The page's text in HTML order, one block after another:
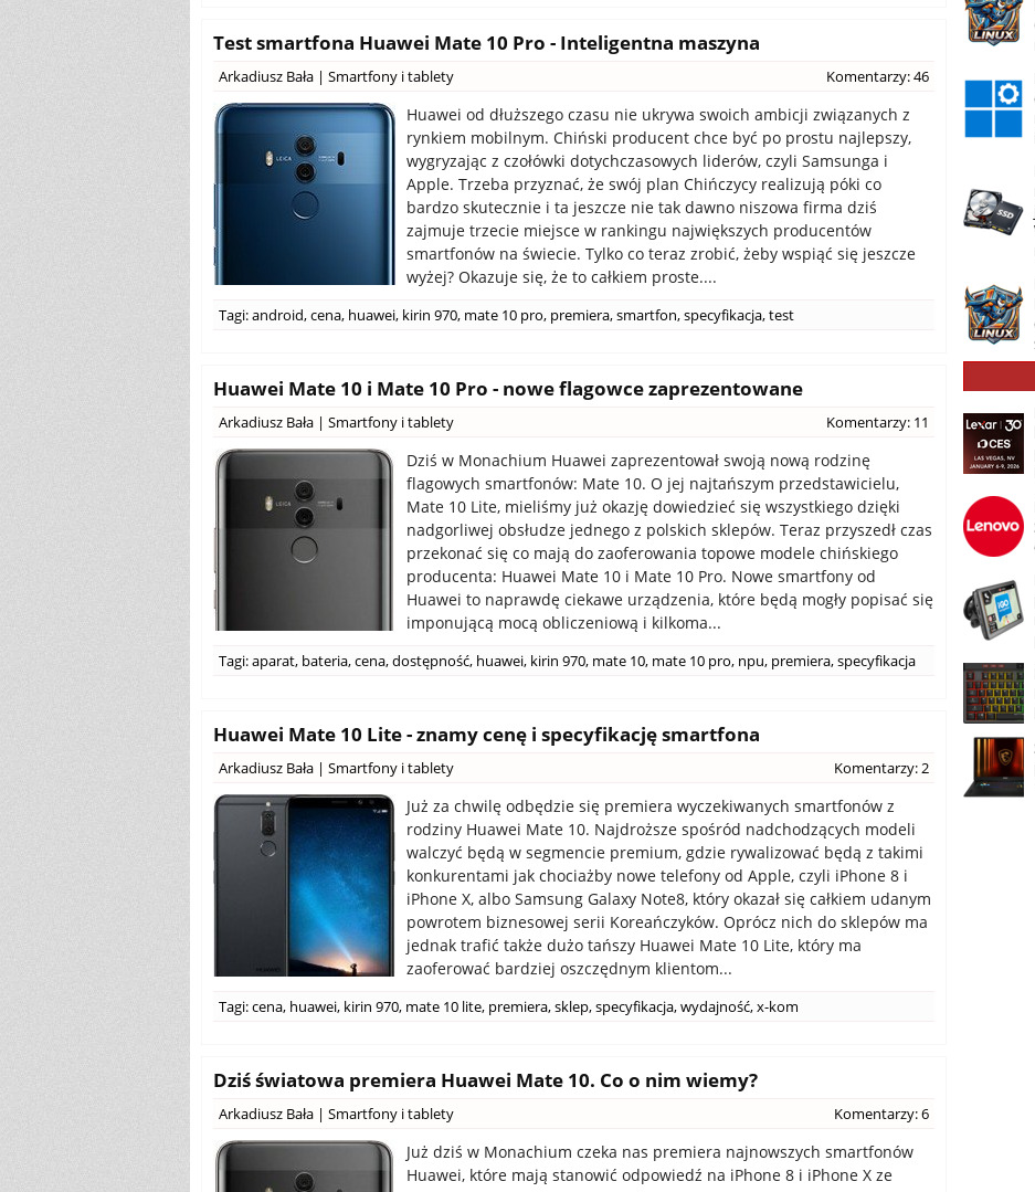
Test smartfona Huawei Mate 10 Pro - Inteligentna maszyna
Arkadiusz Bała | Smartfony i tablety Komentarzy: 46
Huawei od dłuższego czasu nie ukrywa swoich ambicji związanych z
rynkiem mobilnym. Chiński producent chce być po prostu najlepszy,
wygryzając z czołówki dotychczasowych liderów, czyli Samsunga i
Apple. Trzeba przyznać, że swój plan Chińczycy realizują póki co
bardzo skutecznie i ta jeszcze nie tak dawno niszowa firma dziś
zajmuje trzecie miejsce w rankingu największych producentów
smartfonów na świecie. Tylko co teraz zrobić, żeby wspiąć się jeszcze
wyżej? Okazuje się, że to całkiem proste....
Tagi:android,cena, huawei, kirin 970, mate 10 pro, premiera,smartfon,specyfikacja,test
Huawei Mate 10 i Mate 10 Pro - nowe flagowce zaprezentowane
Arkadiusz Bała | Smartfony i tablety Komentarzy: 11
Dziś w Monachium Huawei zaprezentował swoją nową rodzinę
flagowych smartfonów: Mate 10. O jej najtańszym przedstawicielu,
Mate 10 Lite, mieliśmy już okazję dowiedzieć się wszystkiego dzięki
nadgorliwej obsłudze jednego z polskich sklepów. Teraz przyszedł czas
przekonać się co mają do zaoferowania topowe modele chińskiego
producenta: Huawei Mate 10 i Mate 10 Pro. Nowe smartfony od
Huawei to naprawdę ciekawe urządzenia, które będą mogły popisać się
imponującą mocą obliczeniową i kilkoma...
Tagi:aparat, bateria,cena,dostępność, huawei, kirin 970, mate 10, mate 10 pro, npu, premiera,specyfikacja
Huawei Mate 10 Lite - znamy cenę i specyfikację smartfona
Arkadiusz Bała | Smartfony i tablety Komentarzy: 2
Już za chwilę odbędzie się premiera wyczekiwanych smartfonów z
rodziny Huawei Mate 10. Najdroższe spośród nadchodzących modeli
walczyć będą w segmencie premium, gdzie rywalizować będą z takimi
konkurentami jak chociażby nowe telefony od Apple, czyli iPhone 8 i
iPhone X, albo Samsung Galaxy Note8, który okazał się całkiem udanym
powrotem biznesowej serii Koreańczyków. Oprócz nich do sklepów ma
jednak trafić także dużo tańszy Huawei Mate 10 Lite, który ma
zaoferować bardziej oszczędnym klientom...
Tagi:cena, huawei, kirin 970, mate 10 lite, premiera,sklep,specyfikacja,wydajność,x-kom
Dziś światowa premiera Huawei Mate 10. Co o nim wiemy?
Arkadiusz Bała | Smartfony i tablety Komentarzy: 6
Już dziś w Monachium czeka nas premiera najnowszych smartfonów
Huawei, które mają stanowić odpowiedź na iPhone 8 i iPhone X ze